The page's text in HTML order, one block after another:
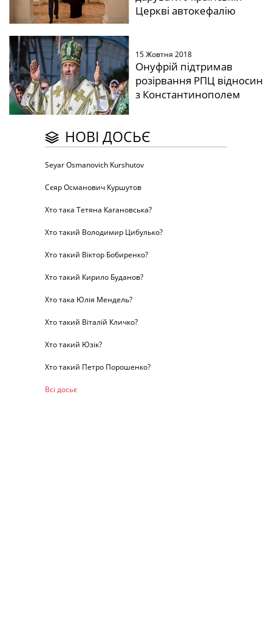
Церкві автокефалію
15 Жовтня 2018
Онуфрій підтримав
розірвання РПЦ відносин
з Константинополем
НОВІ ДОСЬЄ
Seyar Osmanovich Kurshutov
Сєяр Османович Куршутов
Хто така Тетяна Кагановська?
Хто такий Володимир Цибулько?
Хто такий Віктор Бобиренко?
Хто такий Кирило Буданов?
Хто така Юлія Мендель?
Хто такий Віталій Кличко?
Хто такий Юзік?
Хто такий Петро Порошенко?
Всі досьє